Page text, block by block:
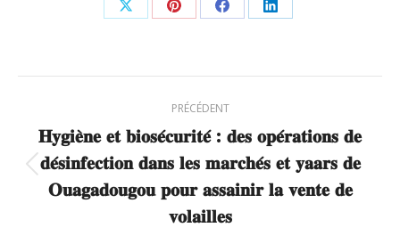
Partager
X
Partager
Pinterest
Partager
Facebook
Partager
LinkedIn
article
PRÉCÉDENT
Article
précédent
:
𝐇𝐲𝐠𝐢𝐞̀𝐧𝐞 𝐞𝐭 𝐛𝐢𝐨𝐬𝐞́𝐜𝐮𝐫𝐢𝐭𝐞́ : 𝐝𝐞𝐬 𝐨𝐩𝐞́𝐫𝐚𝐭𝐢𝐨𝐧𝐬 𝐝𝐞
𝐝𝐞́𝐬𝐢𝐧𝐟𝐞𝐜𝐭𝐢𝐨𝐧 𝐝𝐚𝐧𝐬 𝐥𝐞𝐬 𝐦𝐚𝐫𝐜𝐡𝐞́𝐬 𝐞𝐭 𝐲𝐚𝐚𝐫𝐬 𝐝𝐞
𝐎𝐮𝐚𝐠𝐚𝐝𝐨𝐮𝐠𝐨𝐮 𝐩𝐨𝐮𝐫 𝐚𝐬𝐬𝐚𝐢𝐧𝐢𝐫 𝐥𝐚 𝐯𝐞𝐧𝐭𝐞 𝐝𝐞
𝐯𝐨𝐥𝐚𝐢𝐥𝐥𝐞𝐬